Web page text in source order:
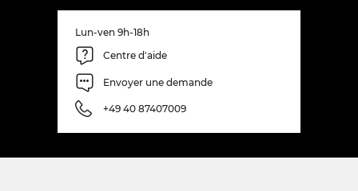
Lun-ven 9h-18h
Centre d'aide
Envoyer une demande
+49 40 87407009